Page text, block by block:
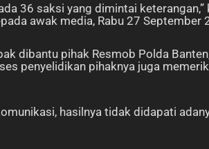
36 saksi yang dimintai
awak media, Rabu 27 September
dibantu pihak Resmob Polda
penyelidikan pihaknya juga
hasilnya tidak didapati